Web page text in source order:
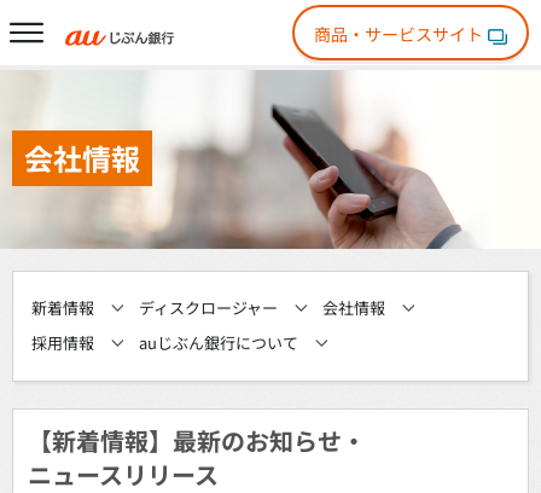
商品・サービスサイト
会社情報
新着情報 ディスクロージャー
会社情報
採用情報
auじぶん銀行について
【新着情報】最新のお知らせ・
ニュースリリース